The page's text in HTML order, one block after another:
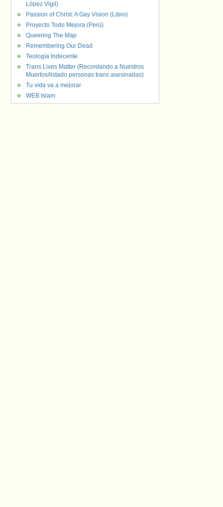
López Vigil)
Passion of Christ: A Gay Vision (Libro)
Proyecto Todo Mejora (Perú)
Queering The Map
Remembering Our Dead
Teología Indecente
Trans Lives Matter (Recordando a Nuestros
Muertos/listado personas trans asesinadas)
Tu vida va a mejorar
WEB Islam